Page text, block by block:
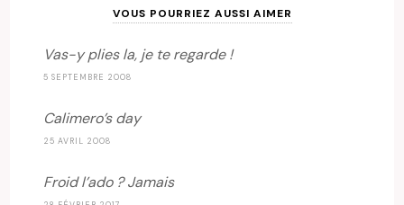
VOUS POURRIEZ AUSSI AIMER
Vas-y plies la, je te regarde !
5 SEPTEMBRE 2008
Calimero’s day
25 AVRIL 2008
Froid l’ado ? Jamais